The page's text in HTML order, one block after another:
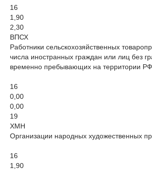
16
1,90
2,30
ВПСХ
Работники сельскохозяйственных
числа иностранных граждан или лиц без
временно пребывающих на территории РФ.
16
0,00
0,00
19
ХМН
Организации народных художественных
16
1,90